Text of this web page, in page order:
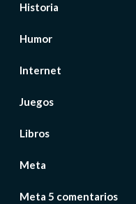
Historia
Humor
Internet
Juegos
Libros
Meta
Meta 5 comentarios